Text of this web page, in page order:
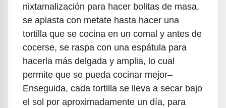
nixtamalización para hacer bolitas de masa,
se aplasta con metate hasta hacer una
tortilla que se cocina en un comal y antes de
cocerse, se raspa con una espátula para
hacerla más delgada y amplia, lo cual
permite que se pueda cocinar mejor–
Enseguida, cada tortilla se lleva a secar bajo
el sol por aproximadamente un día, para